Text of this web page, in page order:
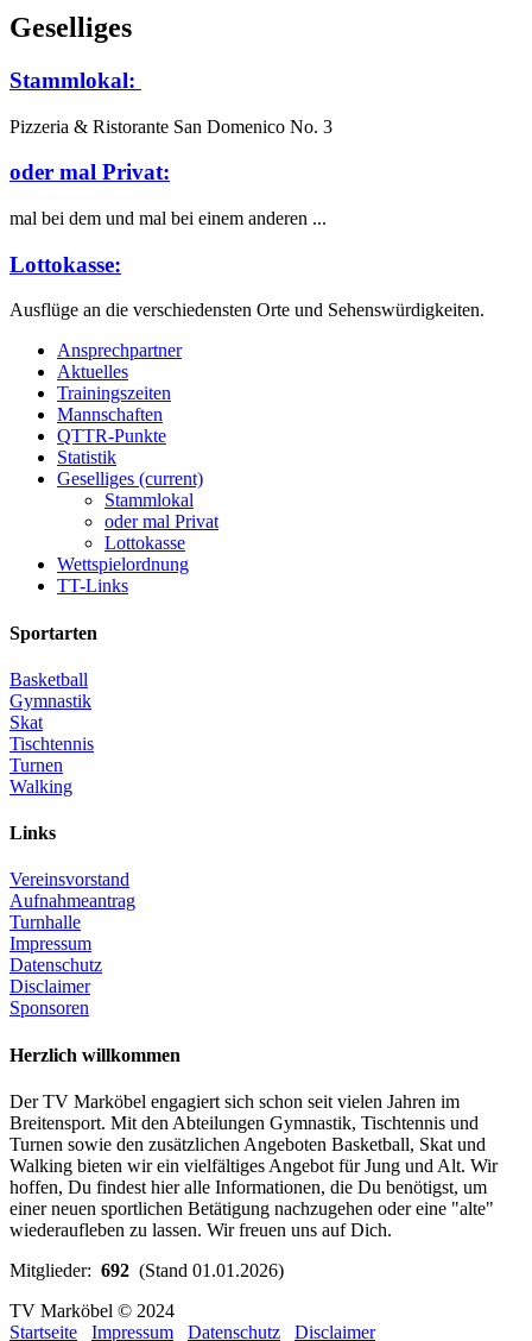
Geselliges
Stammlokal:
Pizzeria & Ristorante San Domenico No. 3
oder mal Privat:
mal bei dem und mal bei einem anderen ...
Lottokasse:
Ausflüge an die verschiedensten Orte und Sehenswürdigkeiten.
Ansprechpartner
Aktuelles
Trainingszeiten
Mannschaften
QTTR-Punkte
Statistik
Geselliges (current)
Stammlokal
oder mal Privat
Lottokasse
Wettspielordnung
TT-Links
Sportarten
Basketball
Gymnastik
Skat
Tischtennis
Turnen
Walking
Links
Vereinsvorstand
Aufnahmeantrag
Turnhalle
Impressum
Datenschutz
Disclaimer
Sponsoren
Herzlich willkommen
Der TV Marköbel engagiert sich schon seit vielen Jahren im
Breitensport. Mit den Abteilungen Gymnastik, Tischtennis und
Turnen sowie den zusätzlichen Angeboten Basketball, Skat und
Walking bieten wir ein vielfältiges Angebot für Jung und Alt. Wir
hoffen, Du findest hier alle Informationen, die Du benötigst, um
einer neuen sportlichen Betätigung nachzugehen oder eine "alte"
wiederaufleben zu lassen. Wir freuen uns auf Dich.
Mitglieder: 692 (Stand 01.01.2026)
TV Marköbel © 2024
Startseite
Impressum Datenschutz Disclaimer